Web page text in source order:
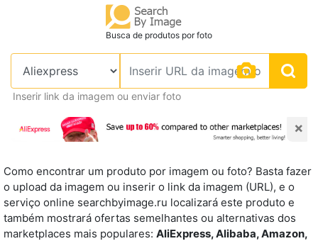
Busca de produtos por foto
Inserir link da imagem ou enviar foto
×
Como encontrar um produto por imagem ou foto? Basta fazer
o upload da imagem ou inserir o link da imagem (URL), e o
serviço online searchbyimage.ru localizará este produto e
também mostrará ofertas semelhantes ou alternativas dos
marketplaces mais populares: AliExpress, Alibaba, Amazon,